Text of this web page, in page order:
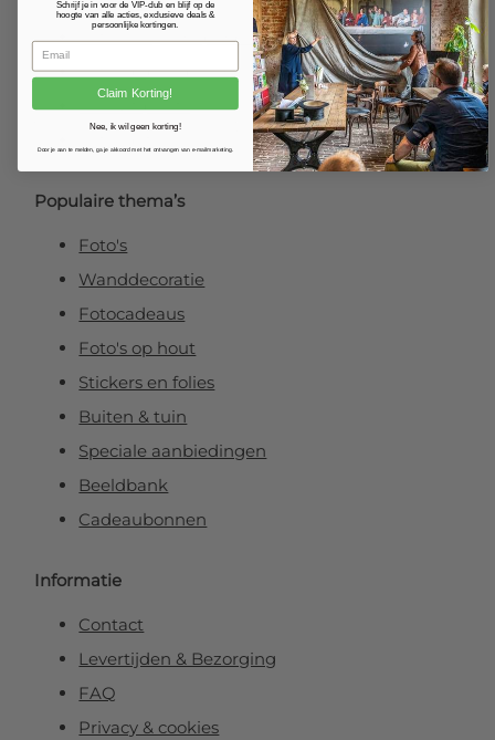
Foto verlijmd op dibond
Foto op plexibond
Fineart prints
Populaire thema’s
Foto's
Wanddecoratie
Fotocadeaus
Foto's op hout
Stickers en folies
Buiten & tuin
Speciale aanbiedingen
Beeldbank
Cadeaubonnen
Informatie
Contact
Levertijden & Bezorging
FAQ
Privacy & cookies
Schrijf je in voor de VIP-club en blijf op de
hoogte van alle acties, exclusieve deals &
persoonlijke kortingen.
Claim Korting!
Nee, ik wil geen korting!
Door je aan te melden, ga je akkoord met het ontvangen van e-mailmarketing.